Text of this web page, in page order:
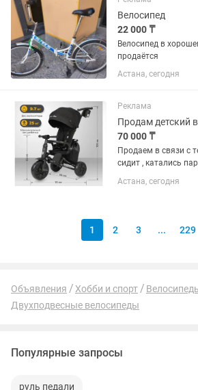
Велосипед
22 000 ₸
Велосипед в
продаётся
Астана, сегодня
Реклама
Продам детский
70 000 ₸
Продаем в связи с
сидит , катались
Астана, сегодня
1 2 3 ... 229
Объявления Хобби и спорт
Двухподвесные велосипеды
Популярные запросы
руль педали